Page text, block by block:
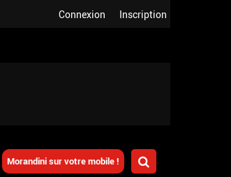
Inscription
Connexion
Morandini sur votre mobile !